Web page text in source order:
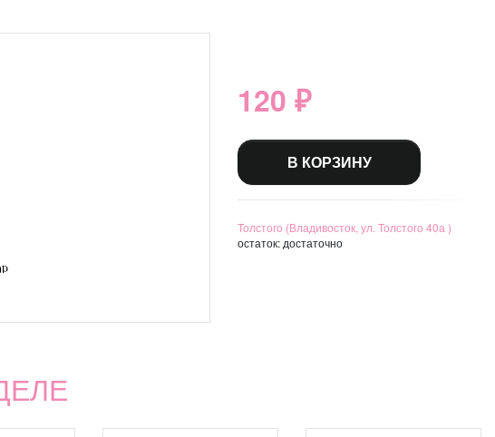
120 ₽
В КОРЗИНУ
Толстого (Владивосток, ул. Толстого 40а )
остаток:достаточно